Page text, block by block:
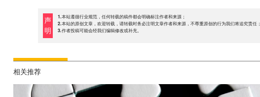
声
明
1.本站遵循行业规范，任何转载的稿件都会明确标注作者和来源；
2.本站的原创文章，欢迎转载，请转载时务必注明文章作者和来源，不尊重原创的行为我们将追究责任；
3.作者投稿可能会经我们编辑修改或补充。
相关推荐